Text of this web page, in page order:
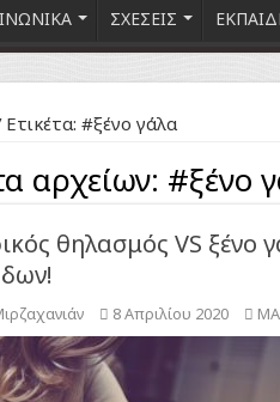
ΣΧΕΣΕΙΣ
Ετικέτα: #ξένο γάλα
αρχείων: #ξένο
θηλασμός VS ξένο
8 Απριλίου 2020